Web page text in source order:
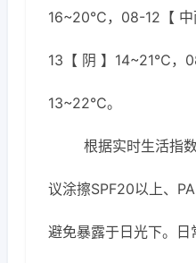
16~20℃，08-12【
13【 阴 】14~21℃，
13~22℃。
根据实时生活指
议涂擦SPF20以上、
避免暴露于日光下。